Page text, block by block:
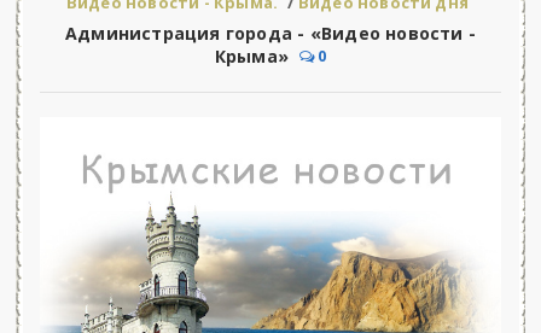
Администрация города - «Видео новости -
Крыма»
0